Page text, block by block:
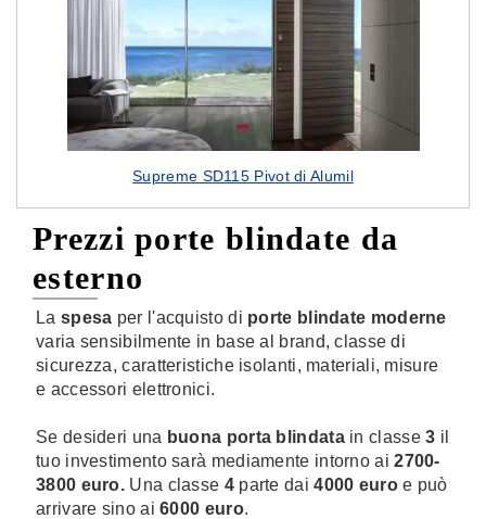
Supreme SD115 Pivot di Alumil
Prezzi porte blindate da
esterno
La spesa per l'acquisto di porte blindate moderne
varia sensibilmente in base al brand, classe di
sicurezza, caratteristiche isolanti, materiali, misure
e accessori elettronici.
Se desideri una buona porta blindatain classe3 il
tuo investimento sarà mediamente intorno ai2700-
3800 euro. Una classe 4 parte dai4000 euroe può
arrivare sino ai6000 euro.